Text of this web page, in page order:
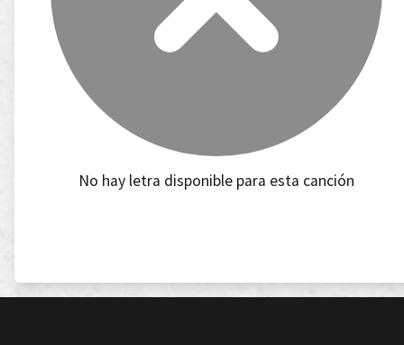
No hay letra disponible para esta canción